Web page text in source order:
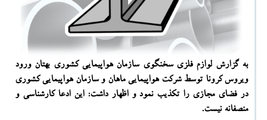
به گزارش لوازم فلزی سخنگوی سازمان هواپیمایی كشوری بهتان ورود
ویروس كرونا توسط شركت هواپیمایی ماهان و سازمان هواپیمایی كشوری
در فضای مجازی را تكذیب نمود و اظهار داشت: این ادعا كارشناسی و
منصفانه نیست.